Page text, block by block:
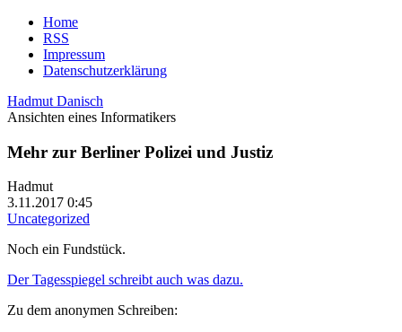
Home
RSS
Impressum
Datenschutzerklärung
Hadmut Danisch
Ansichten eines Informatikers
Mehr zur Berliner Polizei und Justiz
Hadmut
3.11.2017 0:45
Uncategorized
Noch ein Fundstück.
Der Tagesspiegel schreibt auch was dazu.
Zu dem anonymen Schreiben: